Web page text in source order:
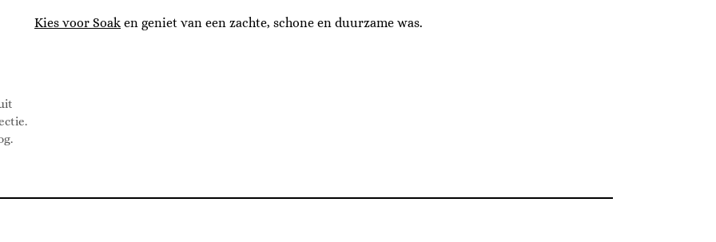
Kies voor Soak en geniet van een zachte, schone en duurzame was.